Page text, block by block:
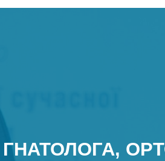
ГНАТОЛОГА,